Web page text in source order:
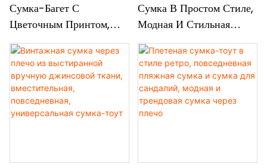
Сумка-Багет С
Цветочным Принтом,
Элегантная И
Универсальная, Модная
И Простая Сумка Через
Плечо.
Сумка В Простом Стиле,
Модная И Стильная
Сумка Через Плечо,
Многофункциональная
Сумка С Бабочкой